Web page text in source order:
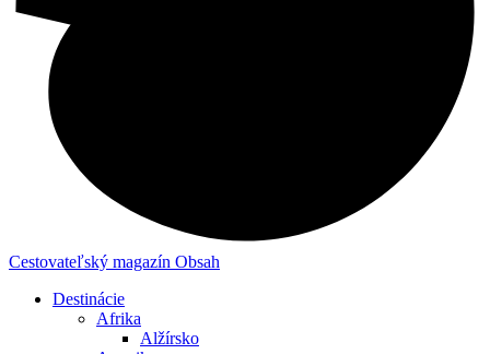
Cestovateľský magazín Obsah
Destinácie
Afrika
Alžírsko